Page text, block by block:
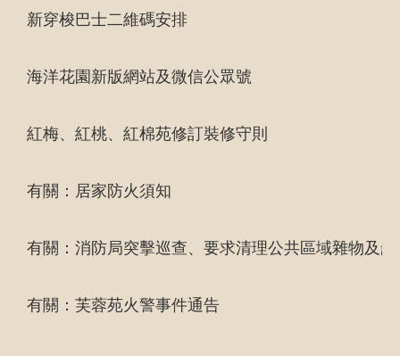
新穿梭巴士二維碼安排
海洋花園新版網站及微信公眾號
紅梅、紅桃、紅棉苑修訂裝修守則
有關：居家防火須知
有關：消防局突擊巡查、要求清理公共區域雜物及
有關：芙蓉苑火警事件通告